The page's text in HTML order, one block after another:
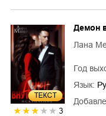
ТЕКСТ
3
Демон
Лана
Год
Язык: